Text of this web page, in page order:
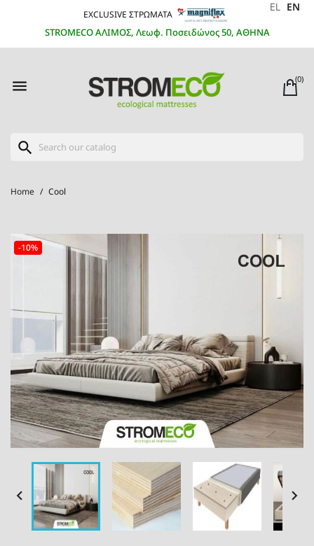
EXCLUSIVE ΣΤΡΩΜΑΤΑ
STROMECO ΑΛΙΜΟΣ, Λεωφ. Ποσειδώνος 50, ΑΘΗΝΑ
EL EN
 (0)
search
Home Cool
-10%
 